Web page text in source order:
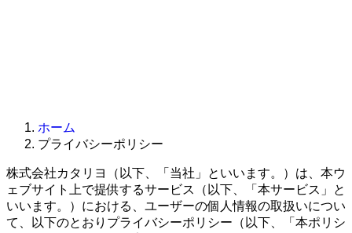
ホーム
プライバシーポリシー
株式会社カタリヨ（以下、「当社」といいます。）は、本ウ
ェブサイト上で提供するサービス（以下、「本サービス」と
いいます。）における、ユーザーの個人情報の取扱いについ
て、以下のとおりプライバシーポリシー（以下、「本ポリシ